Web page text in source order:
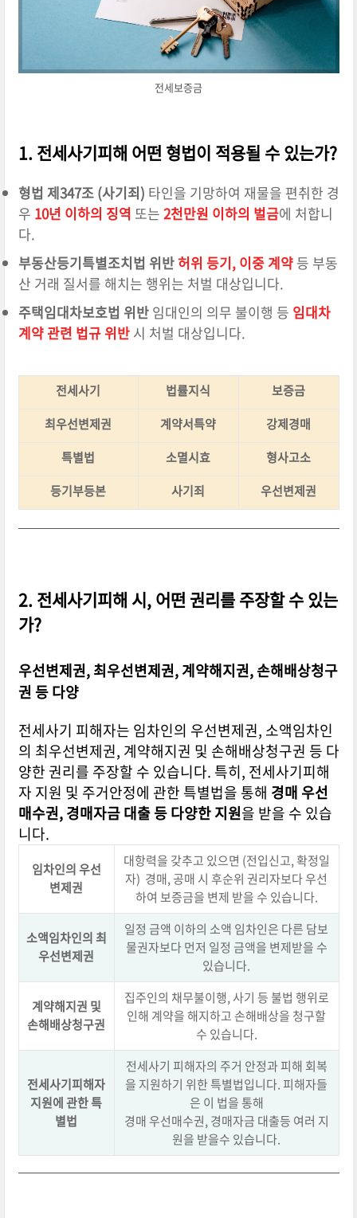
전세보증금
1. 전세사기피해 어떤 형법이 적용될 수 있는가?
형법 제347조 (사기죄) 타인을 기망하여 재물을 편취한 경
우 10년 이하의 징역 또는 2천만원 이하의 벌금에 처합니
다.
부동산등기특별조치법 위반허위 등기, 이중 계약등 부동
산 거래 질서를 해치는 행위는 처벌 대상입니다.
주택임대차보호법 위반임대인의 의무 불이행 등 임대차
계약 관련 법규 위반시 처벌 대상입니다.
전세사기 법률지식
보증금
최우선변제권
계약서특약
강제경매
특별법
소멸시효
형사고소
등기부등본
사기죄 우선변제권
2. 전세사기피해 시, 어떤 권리를 주장할 수 있는
가?
우선변제권, 최우선변제권, 계약해지권, 손해배상청구
권 등 다양
전세사기 피해자는 임차인의 우선변제권, 소액임차인
의 최우선변제권, 계약해지권 및 손해배상청구권 등 다
양한 권리를 주장할 수 있습니다. 특히, 전세사기피해
자 지원 및 주거안정에 관한 특별법을 통해 경매 우선
매수권, 경매자금 대출 등 다양한 지원을 받을 수 있습
니다.
임차인의 우선
변제권
대항력을 갖추고 있으면 (전입신고, 확정일
자) 경매, 공매 시 후순위 권리자보다 우선
하여 보증금을 변제 받을 수 있습니다.
소액임차인의 최
우선변제권
일정 금액 이하의 소액 임차인은 다른 담보
물권자보다 먼저 일정 금액을 변제받을 수
있습니다.
계약해지권 및
손해배상청구권
집주인의 채무불이행, 사기 등 불법 행위로
인해 계약을 해지하고 손해배상을 청구할
수 있습니다.
전세사기피해자
지원에 관한 특
별법
전세사기 피해자의 주거 안정과 피해 회복
을 지원하기 위한 특별법입니다. 피해자들
은 이 법을 통해
경매 우선매수권, 경매자금 대출등 여러 지
원을 받을수 있습니다.